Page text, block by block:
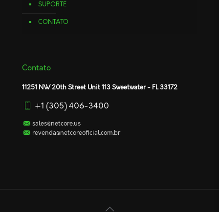
SUPORTE
CONTATO
Contato
11251 NW 20th Street Unit 113 Sweetwater - FL 33172
+1 (305) 406-3400
sales@netcore.us
revenda@netcoreoficial.com.br